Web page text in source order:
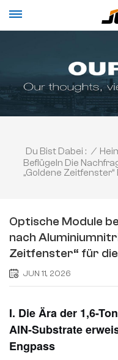
Du Bist Dabei : /
Beflügeln Die
„goldene
Optische Module
nach
Zeitfenster“ für
JUN 11, 2026
I. Die Ära der 1,6-
AlN-Substrate
Engpass